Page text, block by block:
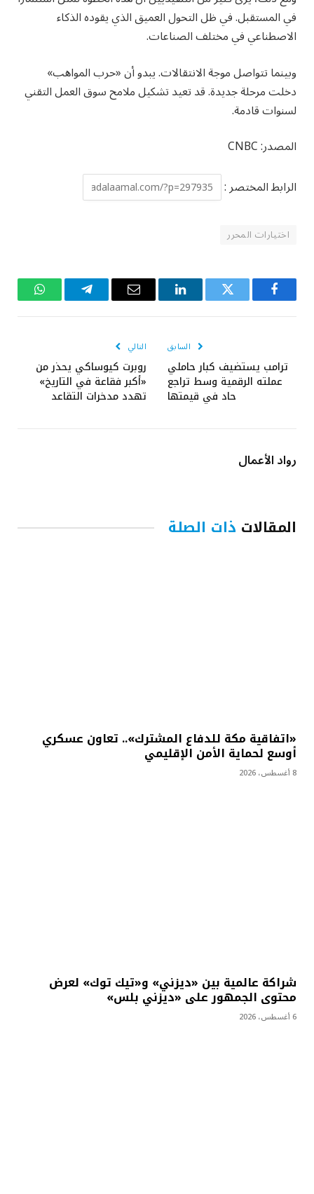
في المستقبل. في ظل التحول العميق الذي يقوده الذكاء
الاصطناعي في مختلف الصناعات.
وبينما تتواصل موجة الانتقالات. يبدو أن «حرب المواهب»
دخلت مرحلة جديدة. قد تعيد تشكيل ملامح سوق العمل التقني
لسنوات قادمة.
المصدر: CNBC
الرابط المختصر :
اختيارات المحرر
فيسبوك تويتر لينكدإن
البريد
تيلقرام واتساب
السابق
ترامب يستضيف كبار حاملي
عملته الرقمية وسط تراجع
حاد في قيمتها
التالي
روبرت كيوساكي يحذر من
«أكبر فقاعة في التاريخ»
تهدد مدخرات التقاعد
رواد الأعمال
المقالات ذات الصلة
«اتفاقية مكة للدفاع المشترك».. تعاون عسكري
أوسع لحماية الأمن الإقليمي
8 أغسطس، 2026
شراكة عالمية بين «ديزني» و«تيك توك» لعرض
محتوى الجمهور على «ديزني بلس»
6 أغسطس، 2026